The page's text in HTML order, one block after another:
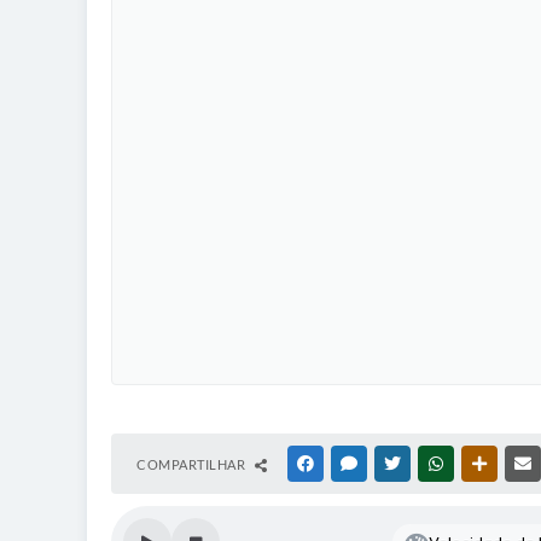
COMPARTILHAR FACEBOOKMESSENGER
TWITTERWHATSAPP